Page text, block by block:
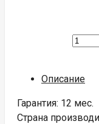
Описание
Гарантия: 12 мес.
Страна